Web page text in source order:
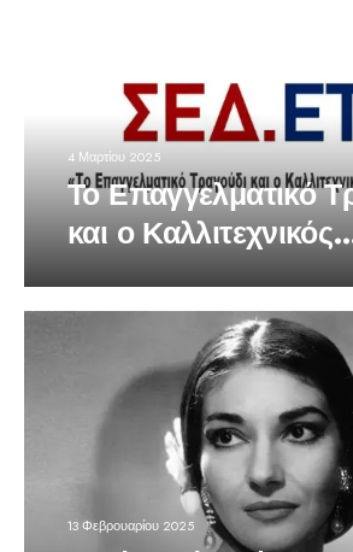
4 Μαρτίου 2025
Το Επαγγελματικό
και ο Καλλιτεχνικός
Συνδικαλισμός
13 Φεβρουαρίου 2025